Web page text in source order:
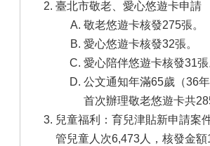
臺北市敬老、愛心悠遊卡申請
敬老悠遊卡核發275張。
愛心悠遊卡核發32張。
愛心陪伴悠遊卡核發31張
公文通知年滿65歲（36
首次辦理敬老悠遊卡共
兒童福利：育兒津貼新申請案
管兒童人次6,473人，核發金額